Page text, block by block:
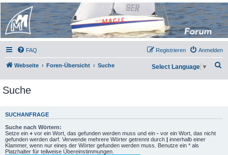
Micro Magic Forum
Deutschland
FAQ Anmelden
Registrieren
Webseite Foren-Übersicht Suche Select Language ▼
Suche
SUCHANFRAGE
Suche nach Wörtern:
Setze ein + vor ein Wort, das gefunden werden muss und ein - vor ein Wort, das nicht
gefunden werden darf. Verwende mehrere Wörter getrennt durch | innerhalb einer
Klammer, wenn nur eines der Wörter gefunden werden muss. Benutze ein * als
Platzhalter für teilweise Übereinstimmungen.